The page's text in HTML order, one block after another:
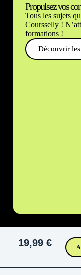
Propulsez vos
Tous les sujets
Coursselly !
formations !
Découvrir
19,99 €